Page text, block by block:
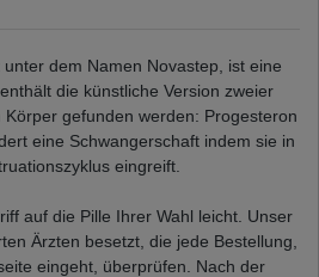
dem Namen Novastep, ist eine
die künstliche Version zweier
gefunden werden: Progesteron
eine Schwangerschaft indem sie in
eingreift.
auf die Pille Ihrer Wahl leicht. Unser
Ärzten besetzt, die jede Bestellung,
eingeht, überprüfen. Nach der